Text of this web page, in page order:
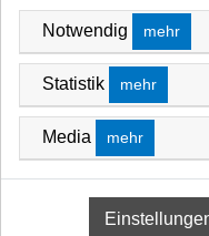
FILTERN NACH
Notwendig mehr
Statistik mehr
Media mehr